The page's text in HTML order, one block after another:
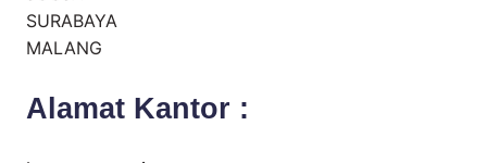
SURABAYA
MALANG
Alamat Kantor :